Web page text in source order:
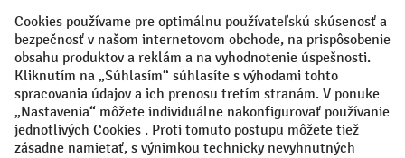
Faktúra Predplatba
Sociálne siete
Facebook
YouTube
LinkedIn